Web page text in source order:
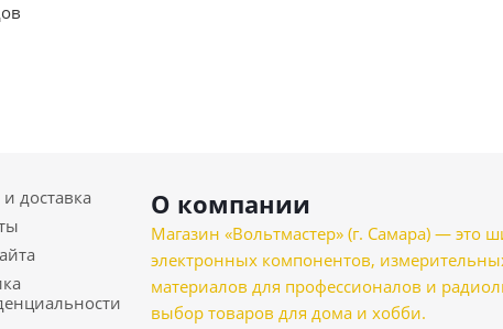
доставка
О компании
Магазин «Вольтмастер» (г. Самара) — это
электронных компонентов,
материалов для профессионалов и
выбор товаров для дома и хобби.